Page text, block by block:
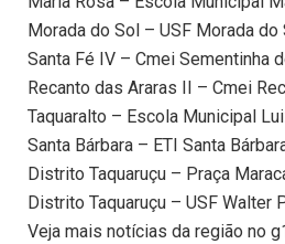
Morada do Sol – USF Morada do
Santa Fé IV – Cmei Sementinha
Recanto das Araras II – Cmei
Taquaralto – Escola Municipal
Santa Bárbara – ETI Santa
Distrito Taquaruçu – Praça
Distrito Taquaruçu – USF Walter
Veja mais notícias da região no